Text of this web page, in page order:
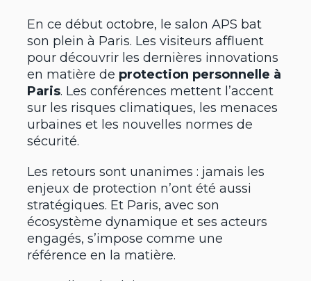
En ce début octobre, le salon APS bat
son plein à Paris. Les visiteurs affluent
pour découvrir les dernières innovations
en matière de protection personnelle à
Paris. Les conférences mettent l’accent
sur les risques climatiques, les menaces
urbaines et les nouvelles normes de
sécurité.
Les retours sont unanimes : jamais les
enjeux de protection n’ont été aussi
stratégiques. Et Paris, avec son
écosystème dynamique et ses acteurs
engagés, s’impose comme une
référence en la matière.